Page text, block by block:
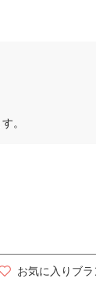
。
お気に入りブ